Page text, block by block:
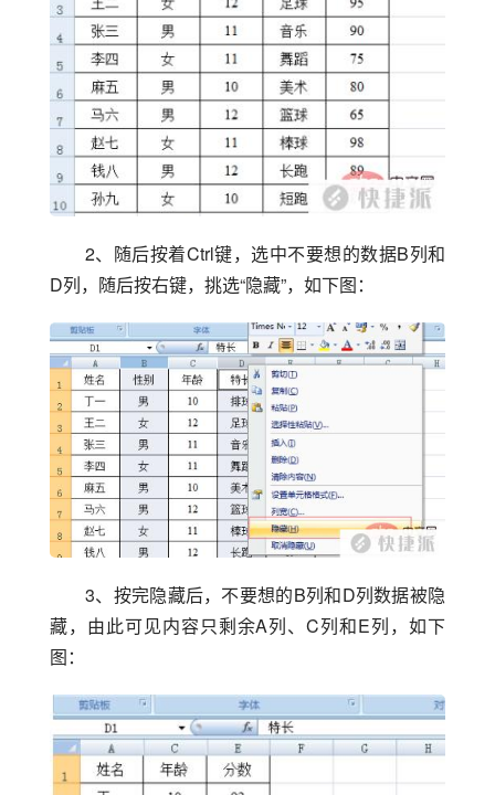
2、随后按着Ctrl键，选中不要想的数据B列和
D列，随后按右键，挑选“隐藏”，如下图：
3、按完隐藏后，不要想的B列和D列数据被隐
藏，由此可见内容只剩余A列、C列和E列，如下
图：